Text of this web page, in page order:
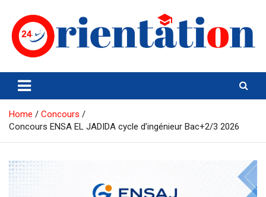
content
Orientation24
Emploi et Orientation au Maroc
Home
Concours
Concours ENSA EL JADIDA cycle d’ingénieur Bac+2/3 2026